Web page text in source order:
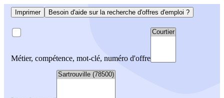
Imprimer Besoin d'aide sur la recherche d'offres d'emploi ?
Métier, compétence, mot-clé, numéro d'offre